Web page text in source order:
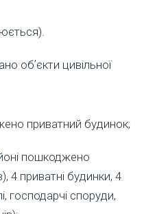
обʼєкти цивільної
приватний будинок;
пошкоджено
4 приватні будинки, 4
господарчі споруди,